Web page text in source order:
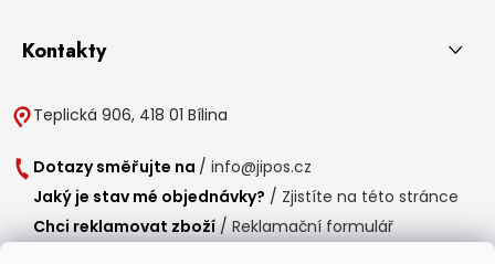
Kontakty
Teplická 906, 418 01 Bílina
Dotazy směřujte na / info@jipos.cz
Jaký je stav mé objednávky? / Zjistíte na této stránce
Chci reklamovat zboží / Reklamační formulář